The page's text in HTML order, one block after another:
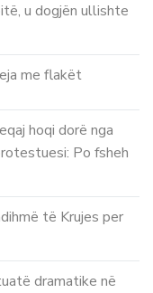
u dogjën ullishte
me flakët
hoqi dorë nga
Po fsheh
të Krujes per
dramatike në